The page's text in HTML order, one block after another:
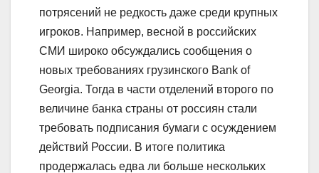
потрясений не редкость даже среди крупных
игроков. Например, весной в российских
СМИ широко обсуждались сообщения о
новых требованиях грузинского Bank of
Georgia. Тогда в части отделений второго по
величине банка страны от россиян стали
требовать подписания бумаги с осуждением
действий России. В итоге политика
продержалась едва ли больше нескольких